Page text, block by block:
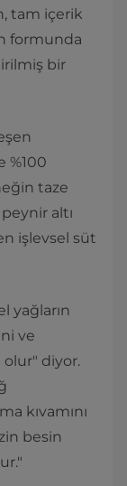
tam içerik
formunda
bir
%100
taze
altı
işlevsel süt
yağların
ve
olur" diyor.
kıvamını
besin